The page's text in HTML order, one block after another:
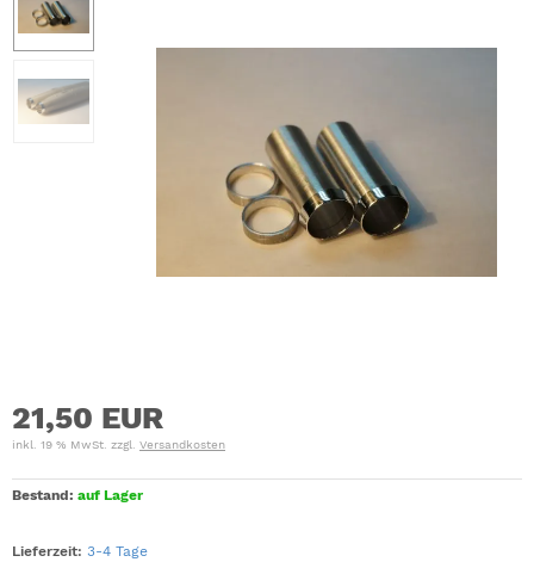
21,50 EUR
inkl. 19 % MwSt. zzgl. Versandkosten
Bestand: auf Lager
Lieferzeit: 3-4 Tage